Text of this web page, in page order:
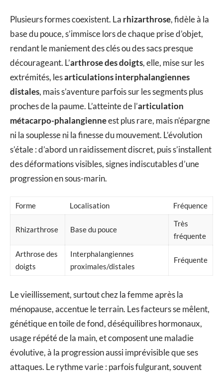
Plusieurs formes coexistent. La rhizarthrose, fidèle à la
base du pouce, s’immisce lors de chaque prise d’objet,
rendant le maniement des clés ou des sacs presque
décourageant. L’arthrose des doigts, elle, mise sur les
extrémités, lesarticulations interphalangiennes
distales, mais s’aventure parfois sur les segments plus
proches de la paume. L’atteinte de l’articulation
métacarpo-phalangienneest plus rare, mais n’épargne
ni la souplesse ni la finesse du mouvement. L’évolution
s’étale : d’abord un raidissement discret, puis s’installent
des déformations visibles, signes indiscutables d’une
progression en sous-marin.
Forme Localisation Fréquence
Rhizarthrose Base du pouce
Très
fréquente
Arthrose des
doigts
Interphalangiennes
proximales/distales
Fréquente
Le vieillissement, surtout chez la femme après la
ménopause, accentue le terrain. Les facteurs se mêlent,
génétique en toile de fond, déséquilibres hormonaux,
usage répété de la main, et composent une maladie
évolutive, à la progression aussi imprévisible que ses
attaques. Le rythme varie : parfois fulgurant, souvent